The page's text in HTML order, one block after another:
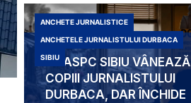
DGASPC SIBIU VÂNEAZĂ
COPIII JURNALISTULUI
DURBACA, DAR ÎNCHIDE
ANCHETE JURNALISTICE
ANCHETELE JURNALISTULUI DURBACA
SIBIU